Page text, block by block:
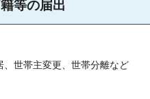
等の届出
、世帯主変更、世帯分離など